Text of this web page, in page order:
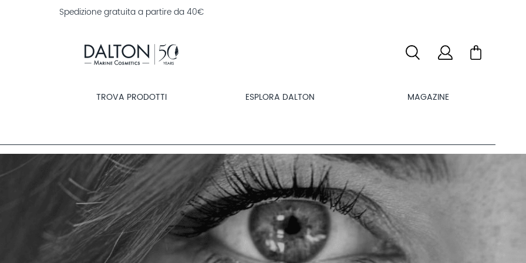
Spedizione gratuita a partire da 40€
TROVA PRODOTTI ESPLORA DALTON MAGAZINE